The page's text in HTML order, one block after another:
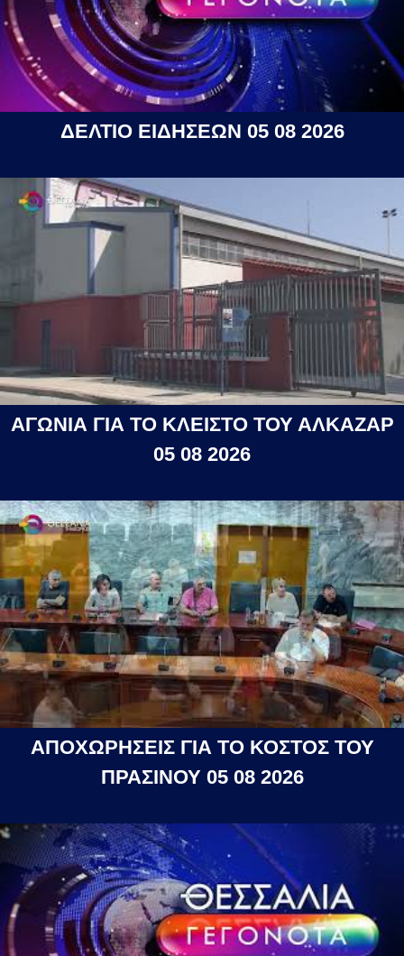
ΔΕΛΤΙΟ ΕΙΔΗΣΕΩΝ 05 08 2026
ΑΓΩΝΙΑ ΓΙΑ ΤΟ ΚΛΕΙΣΤΟ ΤΟΥ ΑΛΚΑΖΑΡ
05 08 2026
ΑΠΟΧΩΡΗΣΕΙΣ ΓΙΑ ΤΟ ΚΟΣΤΟΣ ΤΟΥ
ΠΡΑΣΙΝΟΥ 05 08 2026